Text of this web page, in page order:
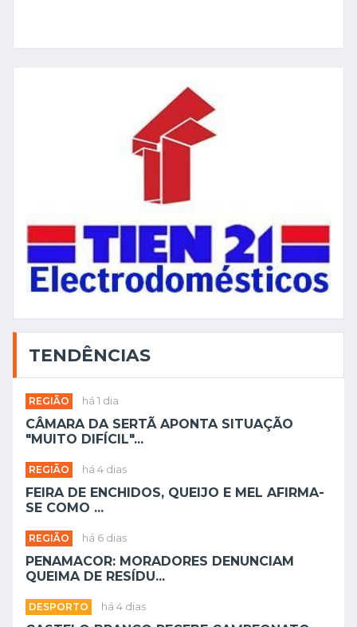
TENDÊNCIAS
REGIÃO há 1 dia
CÂMARA DA SERTÃ APONTA SITUAÇÃO
"MUITO DIFÍCIL"...
REGIÃO há 4 dias
FEIRA DE ENCHIDOS, QUEIJO E MEL AFIRMA-
SE COMO ...
REGIÃO há 6 dias
PENAMACOR: MORADORES DENUNCIAM
QUEIMA DE RESÍDU...
DESPORTO há 4 dias